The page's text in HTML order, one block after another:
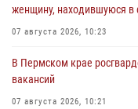
женщину, находившуюся
07 августа 2026, 10:23
В Пермском крае
вакансий
07 августа 2026, 10:21